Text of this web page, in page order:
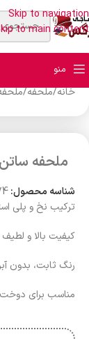
Skip to navigation
to main content
منو
خانه/ملحفه/ملحفه
ملحفه ساتن نخ
شناسه محصول:
ترکیب نخ و پلی
کیفیت بالا و لطیف
رنگ ثابت، بدون
مناسب برای